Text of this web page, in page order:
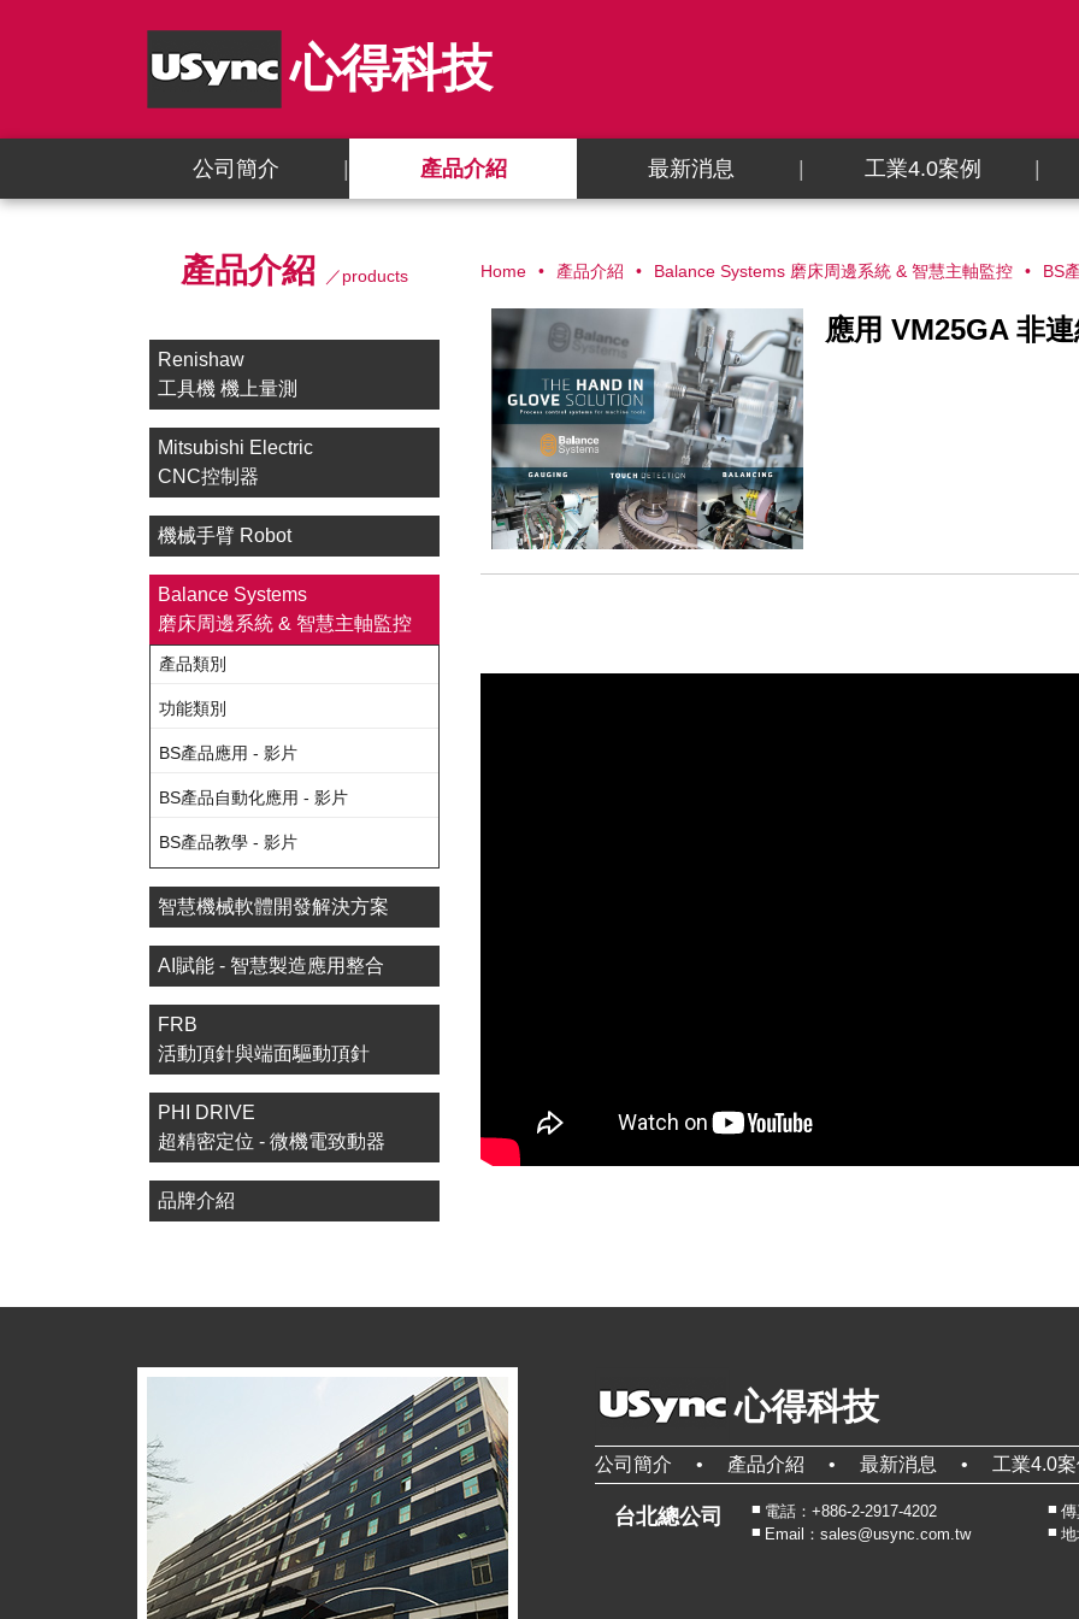
心得科技
公司簡介 產品介紹 最新消息 工業4.0案例
產品介紹 ／products
Renishaw
工具機 機上量測
Mitsubishi Electric
CNC控制器
機械手臂 Robot
Balance Systems
磨床周邊系統 & 智慧主軸監控
產品類別
功能類別
BS產品應用 - 影片
BS產品自動化應用 - 影片
BS產品教學 - 影片
智慧機械軟體開發解決方案
AI賦能 - 智慧製造應用整合
FRB
活動頂針與端面驅動頂針
PHI DRIVE
超精密定位 - 微機電致動器
品牌介紹
Home 產品介紹 Balance Systems 磨床周邊系統 & 智慧主軸監控 BS
應用 VM25GA 非
心得科技
公司簡介 產品介紹 最新消息 工業4.0
台北總公司
電話：+886-2-2917-4202
Email：sales@usync.com.tw
傳